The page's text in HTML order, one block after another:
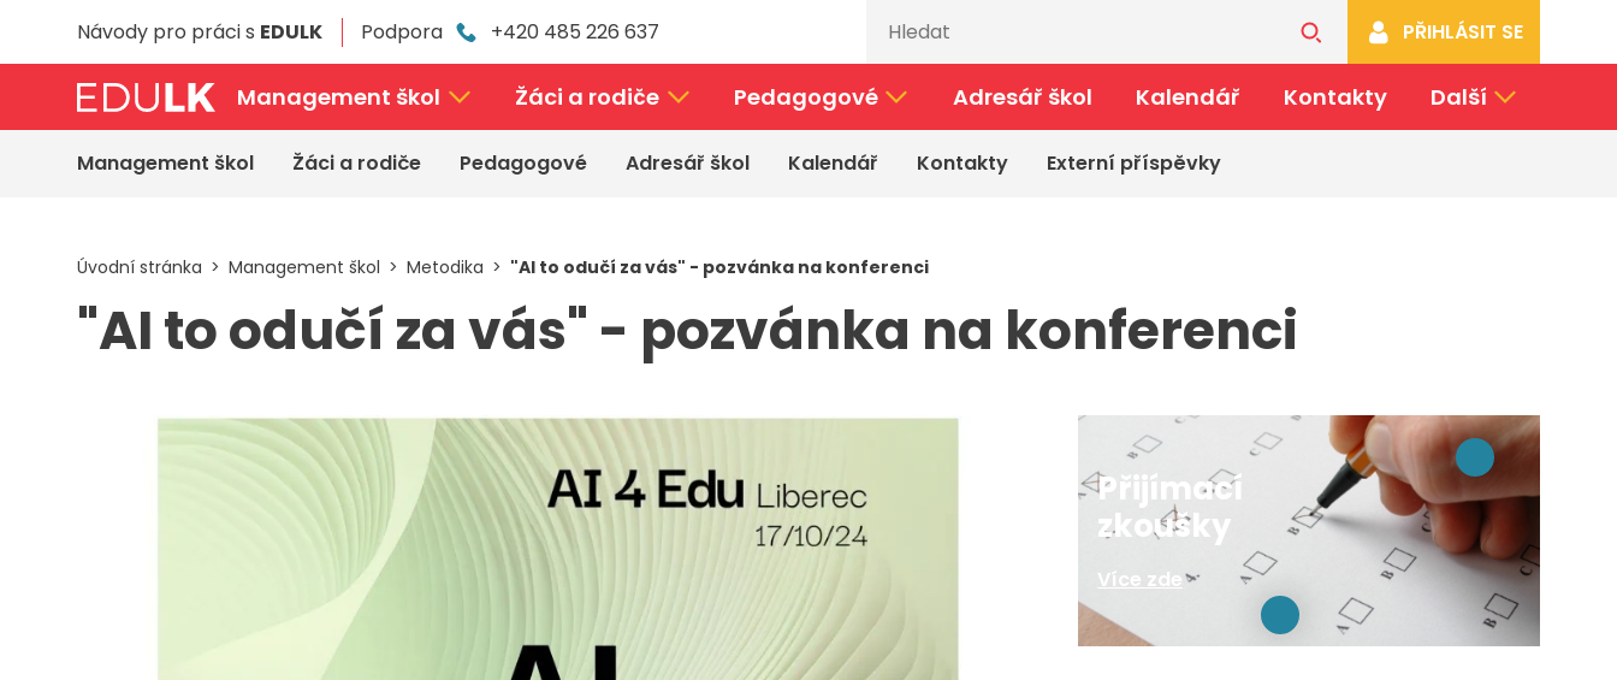
Návody pro práci s EDULK Podpora +420 485 226 637 PŘIHLÁSIT SE
Management škol Žáci a rodiče Pedagogové Adresář škol Kalendář Kontakty Další
Management škol Žáci a rodiče Pedagogové Adresář škol Kalendář Kontakty Externí příspěvky
Úvodní stránka Management škol Metodika "AI to odučí za vás" - pozvánka na konferenci
"AI to odučí za vás" - pozvánka na konferenci
Přijímací
zkoušky
Více zde